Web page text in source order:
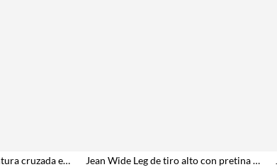
Jeans horseshoe con cintura cruzada en denim para mujer Jean Wide Leg de tiro alto con pretina en contraste para mujer